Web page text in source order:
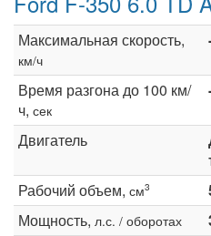
Максимальная скорость,
км/ч
Время разгона до 100 км/
ч, сек
Двигатель
Рабочий объем, см3
Мощность, л.с. / оборотах